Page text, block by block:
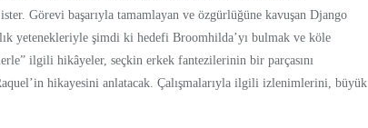
Görevi başarıyla tamamlayan ve özgürlüğüne kavuşan Django
yetenekleriyle şimdi ki hedefi Broomhilda’yı bulmak ve köle
ilgili hikâyeler, seçkin erkek fantezilerinin bir parçasını
hikayesini anlatacak. Çalışmalarıyla ilgili izlenimlerini, büyük